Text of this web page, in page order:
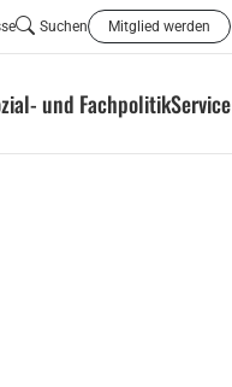
Suchen Mitglied werden
und FachpolitikService